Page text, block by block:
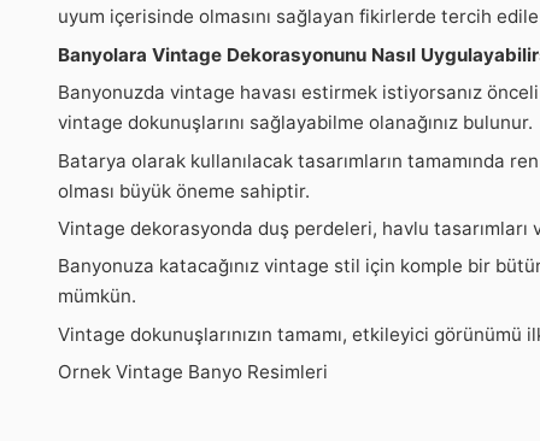
uyum içerisinde olmasını sağlayan fikirlerde tercih
Banyolara Vintage Dekorasyonunu Nasıl
Banyonuzda vintage havası estirmek istiyorsanız
vintage dokunuşlarını sağlayabilme olanağınız bulunur.
Batarya olarak kullanılacak tasarımların tamamında
olması büyük öneme sahiptir.
Vintage dekorasyonda duş perdeleri, havlu tasarımları
Banyonuza katacağınız vintage stil için komple bir
mümkün.
Vintage dokunuşlarınızın tamamı, etkileyici
Ornek Vintage Banyo Resimleri